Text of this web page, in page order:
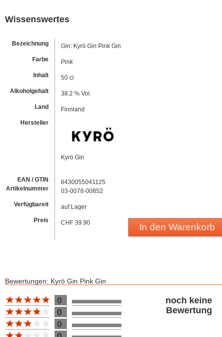
Wissenswertes
Bezeichnung
Gin: Kyrö Gin Pink Gin
Farbe
Pink
Inhalt
50 cl
Alkoholgehalt
38.2 % Vol.
Land
Finnland
Hersteller
Kyrö Gin
EAN / GTIN
Artikelnummer
6430055041125
03-0078-00852
Verfügbareit
auf Lager
Preis
CHF 39.90 In den Warenkorb
Bewertungen: Kyrö Gin Pink Gin
Bewertung 100
0
0
noch keine
Bewertung